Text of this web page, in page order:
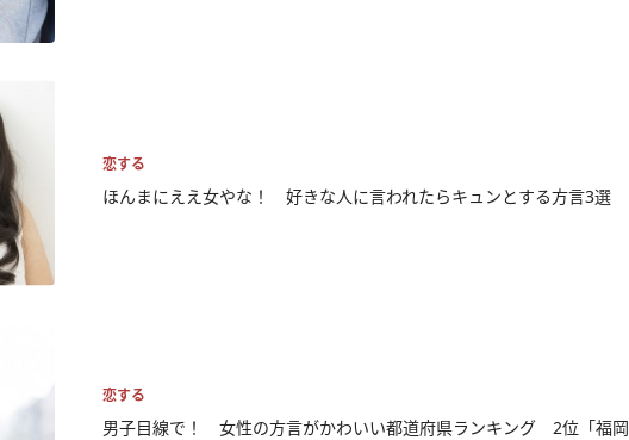
恋する
ほんまにええ女やな！ 好きな人に言われたらキュンとする方言3選
恋する
男子目線で！ 女性の方言がかわいい都道府県ランキング 2位「福岡